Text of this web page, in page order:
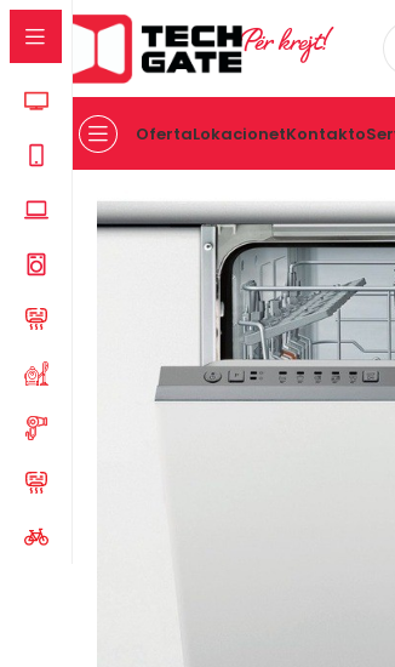
Për krejt!
OfertaLokacionetKontakto
Kreu